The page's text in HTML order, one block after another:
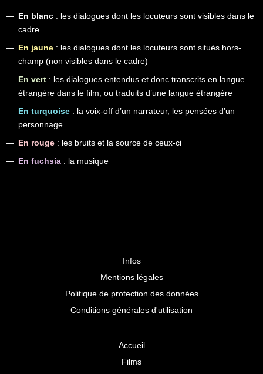
En blanc : les dialogues dont les locuteurs sont visibles dans le
cadre
En jaune : les dialogues dont les locuteurs sont situés hors-
champ (non visibles dans le cadre)
En vert : les dialogues entendus et donc transcrits en langue
étrangère dans le film, ou traduits d’une langue étrangère
En turquoise : la voix-off d’un narrateur, les pensées d’un
personnage
En rouge : les bruits et la source de ceux-ci
En fuchsia : la musique
Infos
Mentions légales
Politique de protection des données
Conditions générales d'utilisation
Accueil
Films